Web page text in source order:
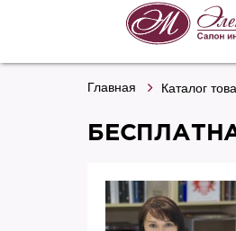
Главная Каталог